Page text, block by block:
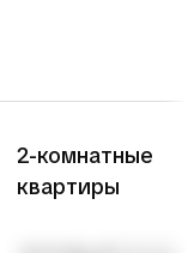
2-комнатные
квартиры